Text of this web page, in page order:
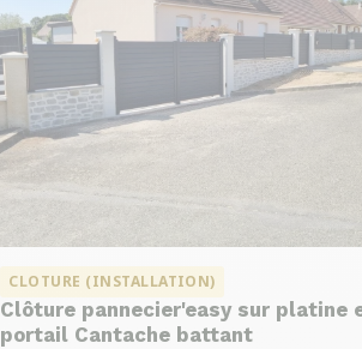
CLOTURE (INSTALLATION)
Clôture pannecier'easy sur platine
portail Cantache battant